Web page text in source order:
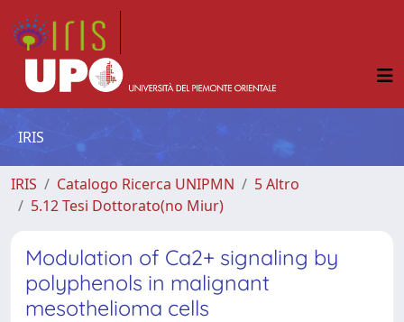
IRIS
IRIS Catalogo Ricerca UNIPMN
5 Altro
5.12 Tesi Dottorato(no Miur)
Modulation of Ca2+ signaling by
polyphenols in malignant
mesothelioma cells